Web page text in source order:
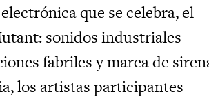
que se celebra, el
sonidos industriales
fabriles y marea de
los artistas participantes